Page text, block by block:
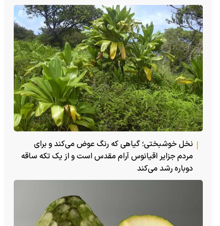
نخل خوشبختی؛ گیاهی که رنگ عوض می‌کند و برای
مردم جزایر اقیانوس آرام مقدس است و از یک تکه ساقه
دوباره رشد می‌کند